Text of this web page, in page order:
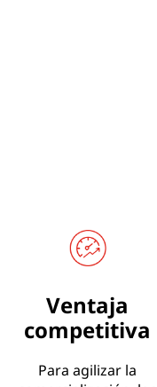
Ventaja
competitiva
Para agilizar la